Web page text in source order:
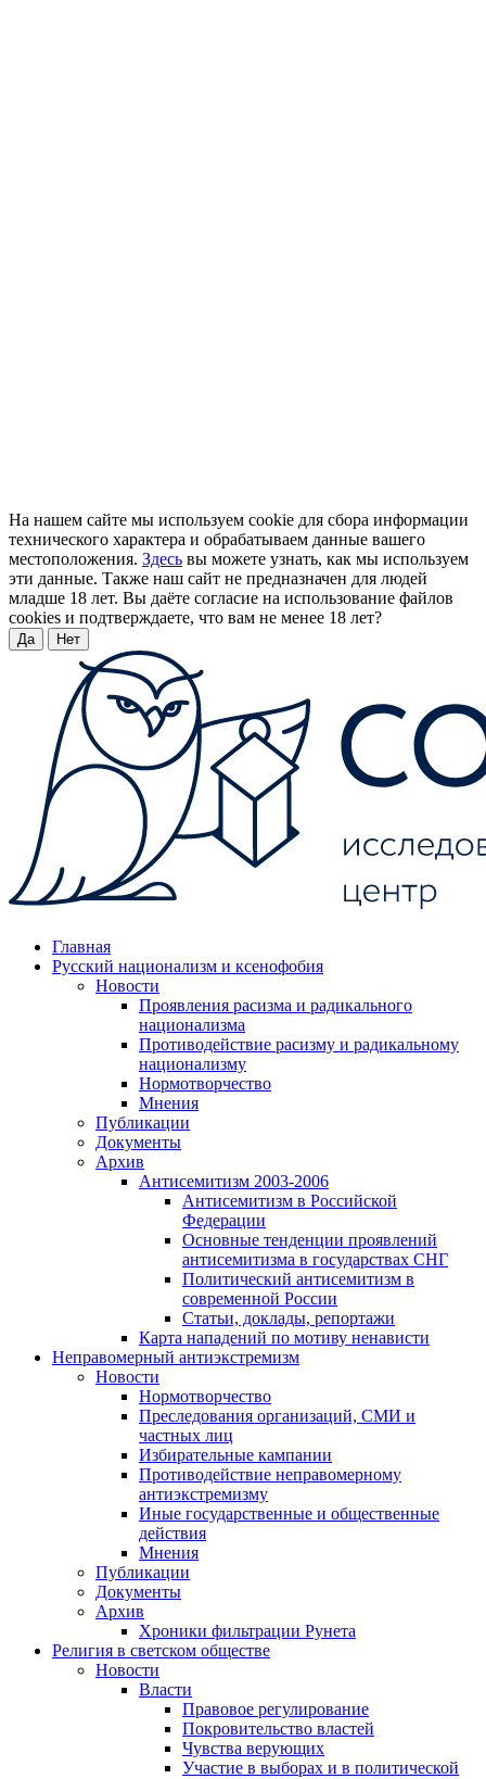
На нашем сайте мы используем cookie для сбора информации
технического характера и обрабатываем данные вашего
местоположения. Здесь вы можете узнать, как мы используем
эти данные. Также наш сайт не предназначен для людей
младше 18 лет. Вы даёте согласие на использование файлов
cookies и подтверждаете, что вам не менее 18 лет?
Да Нет
Главная
Русский национализм и ксенофобия
Новости
Проявления расизма и радикального
национализма
Противодействие расизму и радикальному
национализму
Нормотворчество
Мнения
Публикации
Документы
Архив
Антисемитизм 2003-2006
Антисемитизм в Российской
Федерации
Основные тенденции проявлений
антисемитизма в государствах СНГ
Политический антисемитизм в
современной России
Статьи, доклады, репортажи
Карта нападений по мотиву ненависти
Неправомерный антиэкстремизм
Новости
Нормотворчество
Преследования организаций, СМИ и
частных лиц
Избирательные кампании
Противодействие неправомерному
антиэкстремизму
Иные государственные и общественные
действия
Мнения
Публикации
Документы
Архив
Хроники фильтрации Рунета
Религия в светском обществе
Новости
Власти
Правовое регулирование
Покровительство властей
Чувства верующих
Участие в выборах и в политической